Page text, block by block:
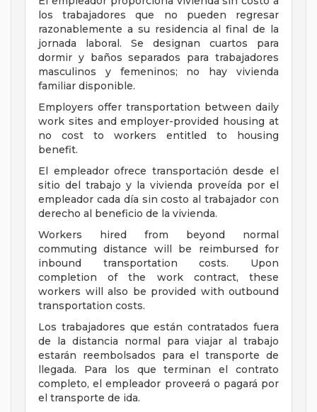
los trabajadores que no pueden regresar
razonablemente a su residencia al final de la
jornada laboral. Se designan cuartos para
dormir y baños separados para trabajadores
masculinos y femeninos; no hay vivienda
familiar disponible.
Employers offer transportation between daily
work sites and employer-provided housing at
no cost to workers entitled to housing
benefit.
El empleador ofrece transportación desde el
sitio del trabajo y la vivienda proveída por el
empleador cada día sin costo al trabajador con
derecho al beneficio de la vivienda.
Workers hired from beyond normal
commuting distance will be reimbursed for
inbound transportation costs. Upon
completion of the work contract, these
workers will also be provided with outbound
transportation costs.
Los trabajadores que están contratados fuera
de la distancia normal para viajar al trabajo
estarán reembolsados para el transporte de
llegada. Para los que terminan el contrato
completo, el empleador proveerá o pagará por
el transporte de ida.